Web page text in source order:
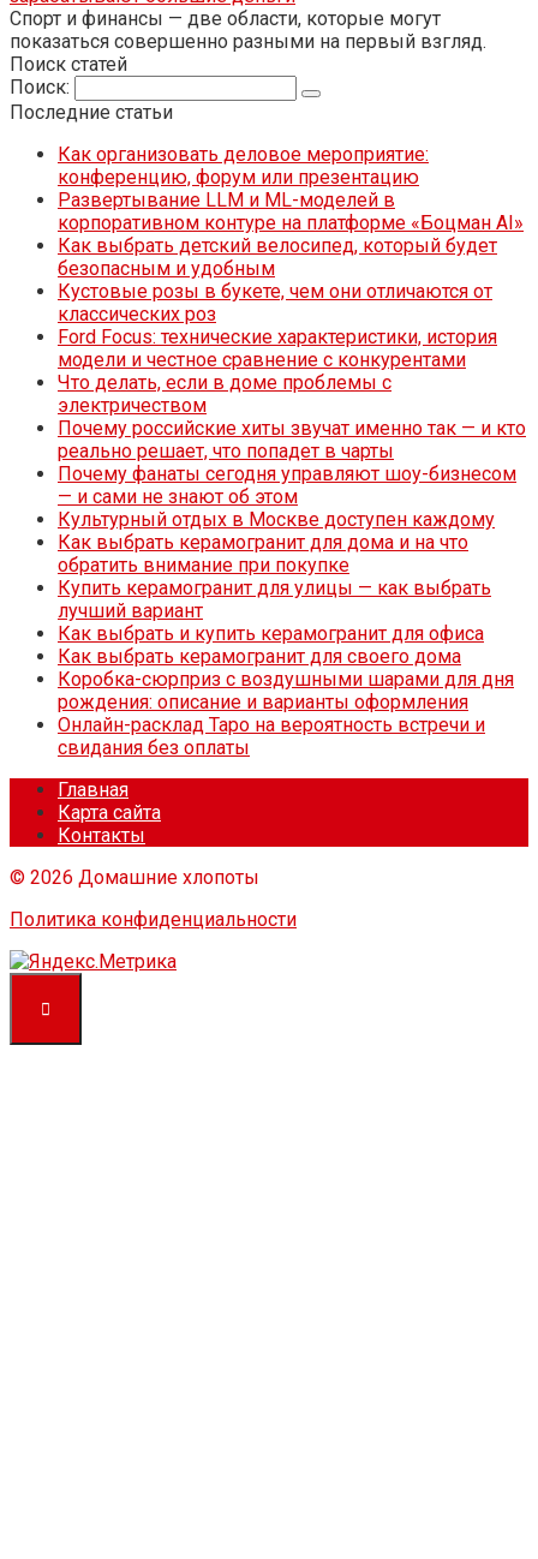
Спорт и финансы — две области, которые могут
показаться совершенно разными на первый взгляд.
Поиск статей
Поиск:
Последние статьи
Как организовать деловое мероприятие:
конференцию, форум или презентацию
Развертывание LLM и ML-моделей в
корпоративном контуре на платформе «Боцман AI»
Как выбрать детский велосипед, который будет
безопасным и удобным
Кустовые розы в букете, чем они отличаются от
классических роз
Ford Focus: технические характеристики, история
модели и честное сравнение с конкурентами
Что делать, если в доме проблемы с
электричеством
Почему российские хиты звучат именно так — и кто
реально решает, что попадет в чарты
Почему фанаты сегодня управляют шоу-бизнесом
— и сами не знают об этом
Культурный отдых в Москве доступен каждому
Как выбрать керамогранит для дома и на что
обратить внимание при покупке
Купить керамогранит для улицы — как выбрать
лучший вариант
Как выбрать и купить керамогранит для офиса
Как выбрать керамогранит для своего дома
Коробка-сюрприз с воздушными шарами для дня
рождения: описание и варианты оформления
Онлайн-расклад Таро на вероятность встречи и
свидания без оплаты
Главная
Карта сайта
Контакты
© 2026 Домашние хлопоты
Политика конфиденциальности